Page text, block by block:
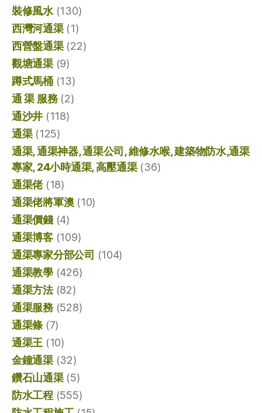
裝修風水(130)
西灣河通渠(1)
西營盤通渠(22)
觀塘通渠(9)
蹲式馬桶(13)
通 渠 服務(2)
通沙井 (118)
通渠(125)
通渠, 通渠神器, 通渠公司, 維修水喉, 建築物防水,通渠
專家, 24小時通渠, 高壓通渠(36)
通渠佬(18)
通渠佬將軍澳(10)
通渠價錢(4)
通渠博客(109)
通渠專家分部公司 (104)
通渠教學(426)
通渠方法(82)
通渠服務(528)
通渠條 (7)
通渠王 (10)
金鐘通渠(32)
鑽石山通渠(5)
防水工程(555)